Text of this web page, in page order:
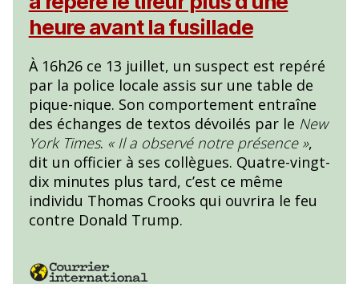
heure avant la fusillade
À 16h26 ce 13 juillet, un suspect est repéré
par la police locale assis sur une table de
pique-nique. Son comportement entraîne
des échanges de textos dévoilés par le New
York Times. « Il a observé notre présence »,
dit un officier à ses collègues. Quatre-vingt-
dix minutes plus tard, c’est ce même
individu Thomas Crooks qui ouvrira le feu
contre Donald Trump.